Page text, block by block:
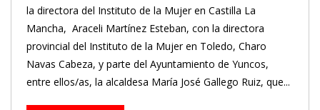
la directora del Instituto de la Mujer en Castilla La
Mancha, Araceli Martínez Esteban, con la directora
provincial del Instituto de la Mujer en Toledo, Charo
Navas Cabeza, y parte del Ayuntamiento de Yuncos,
entre ellos/as, la alcaldesa María José Gallego Ruiz, que...